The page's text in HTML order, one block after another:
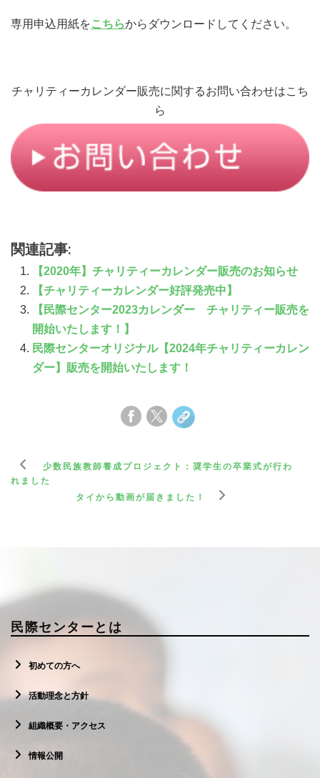
専用申込用紙をこちらからダウンロードしてください。
チャリティーカレンダー販売に関するお問い合わせはこち
ら
関連記事:
【2020年】チャリティーカレンダー販売のお知らせ
【チャリティーカレンダー好評発売中】
【民際センター2023カレンダー チャリティー販売を
開始いたします！】
民際センターオリジナル【2024年チャリティーカレン
ダー】販売を開始いたします！
少数民族教師養成プロジェクト：奨学生の卒業式が行わ
れました
タイから動画が届きました！
民際センターとは
初めての方へ
活動理念と方針
組織概要・アクセス
情報公開